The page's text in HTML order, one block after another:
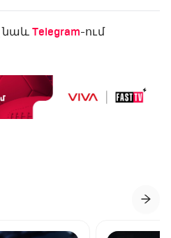
նաև Telegram-ում